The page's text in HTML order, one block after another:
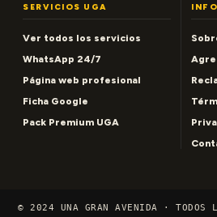
SERVICIOS UGA
Ver todos los servicios
WhatsApp 24/7
Página web profesional
Ficha Google
Pack Premium UGA
© 2024 UNA GRAN AVENIDA · TODOS